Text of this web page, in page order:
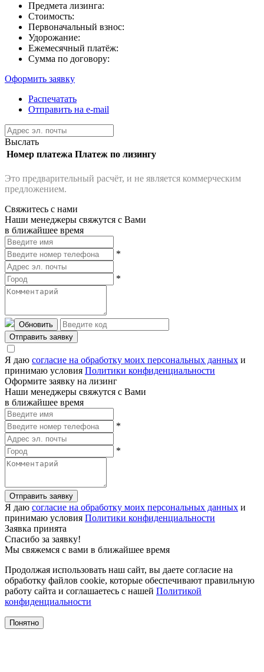
Предмета лизинга:
Стоимость:
Первоначальный взнос:
Удорожание:
Ежемесячный платёж:
Сумма по договору:
Оформить заявку
Распечатать
Отправить на e-mail
Выслать
Номер платежа Платеж по лизингу
Это предварительный расчёт, и не является коммерческим
предложением.
Свяжитесь с нами
Наши менеджеры свяжутся с Вами
в ближайшее время
*
*
Обновить
Отправить заявку
Я даю согласие на обработку моих персональных данных и
принимаю условия Политики конфиденциальности
Оформите заявку на лизинг
Наши менеджеры свяжутся с Вами
в ближайшее время
*
*
Отправить заявку
Я даю согласие на обработку моих персональных данных и
принимаю условия Политики конфиденциальности
Заявка принята
Спасибо за заявку!
Мы свяжемся с вами в ближайшее время
Продолжая использовать наш сайт, вы даете согласие на
обработку файлов cookie, которые обеспечивают правильную
работу сайта и соглашаетесь с нашей Политикой
конфиденциальности
Понятно